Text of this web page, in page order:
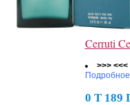
Cerruti
>>> <<<
0 Т 189